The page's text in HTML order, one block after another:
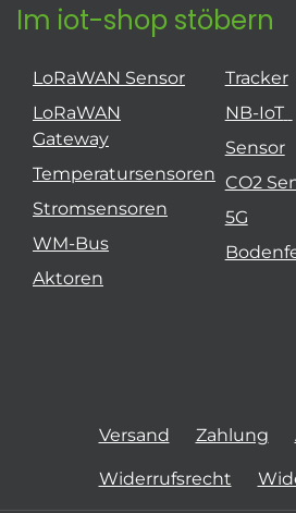
Im iot-shop stöbern
LoRaWAN Sensor
LoRaWAN
Gateway
Temperatursensoren
Stromsensoren
WM-Bus
Aktoren
Tracker
NB-IoT
Sensor
CO2
5G
Versand Zahlung
Widerrufsrecht